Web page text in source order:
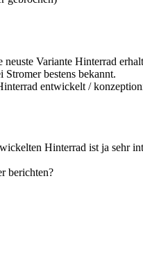
Variante Hinterrad
bestens bekannt.
entwickelt /
Hinterrad ist ja sehr
berichten?